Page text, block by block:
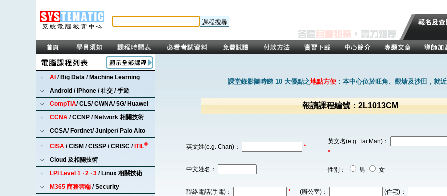
AI / Big Data / Machine Learning
Android / iPhone / 社交 / 手遊
CompTIA/ CLS/ CWNA/ 5G/ Huawei
CCNA / CCNP / Network 相關技術
CCSA/ Fortinet/ Juniper/ Palo Alto
CISA / CISM / CISSP / CRISC / ITIL®
Cloud 及相關技術
LPI Level 1 ‧ 2 ‧ 3 / Linux 相關技術
M365 商務雲端 / Security
課堂錄影隨時睇 10 大優點之地點方便 ：本中心位於旺角、觀塘及沙田，就
報讀課程編號：2L1013CM
英文姓(e.g. Chan)： *
英文名(e.g. Tai Man)：
*
中文姓名： 性別： 男 女
聯絡電話(手電)： * (辦公室)： (住宅)：